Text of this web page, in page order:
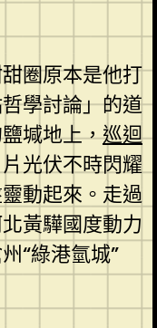
圈原本是他打
學討論」的道
堿地上，巡迴
光伏不時閃耀
動起來。走過
黃驊國度動力
“綠港氫城”